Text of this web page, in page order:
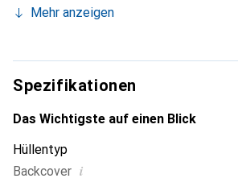
unverzichtbaren Accessoire Ihres
die Marke Noreve eine sichere Wahl für
anspruchsvolle Kundschaft.
Mehr anzeigen
Spezifikationen
Das Wichtigste auf einen Blick
Hüllentyp
Backcover i